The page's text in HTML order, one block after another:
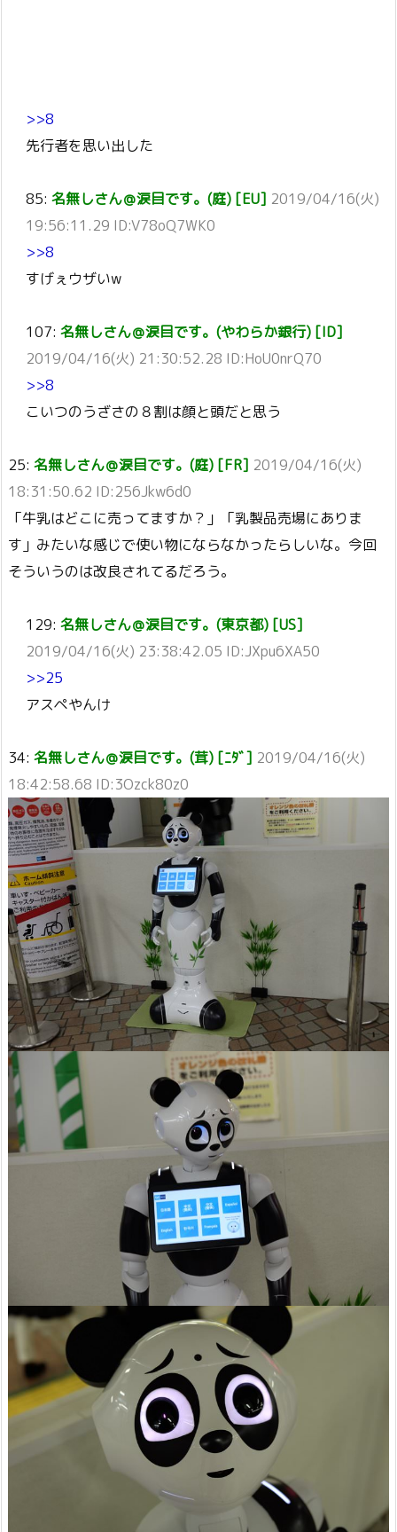
>>8
先行者を思い出した
85: 名無しさん＠涙目です。(庭) [EU] 2019/04/16(火)
19:56:11.29 ID:V78oQ7WK0
>>8
すげぇウザいw
107: 名無しさん＠涙目です。(やわらか銀行) [ID]
2019/04/16(火) 21:30:52.28 ID:HoU0nrQ70
>>8
こいつのうざさの８割は顔と頭だと思う
25: 名無しさん＠涙目です。(庭) [FR] 2019/04/16(火)
18:31:50.62 ID:256Jkw6d0
「牛乳はどこに売ってますか？」「乳製品売場にありま
す」みたいな感じで使い物にならなかったらしいな。今回
そういうのは改良されてるだろう。
129: 名無しさん＠涙目です。(東京都) [US]
2019/04/16(火) 23:38:42.05 ID:JXpu6XA50
>>25
アスペやんけ
34: 名無しさん＠涙目です。(茸) [ﾆﾀﾞ] 2019/04/16(火)
18:42:58.68 ID:3Ozck80z0